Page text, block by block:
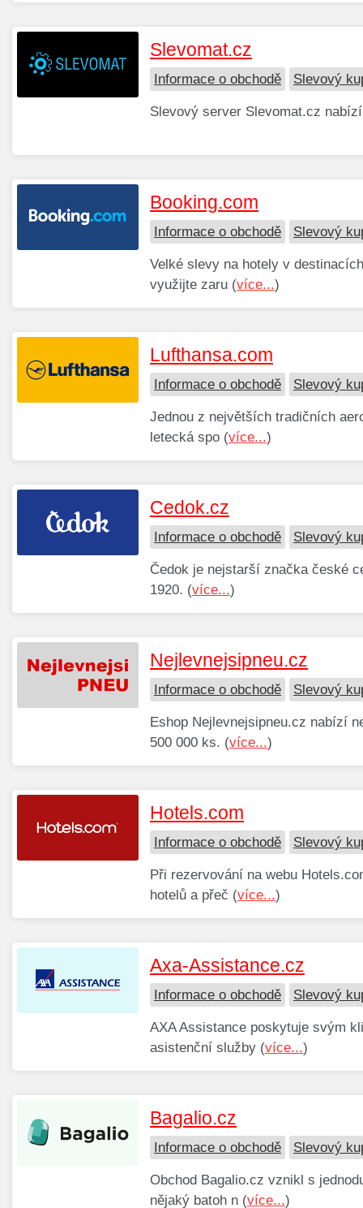
Slevomat.cz
Informace o obchodě Slevový
Slevový server Slevomat.cz
Booking.com
Informace o obchodě Slevový
Velké slevy na hotely v
využijte zaru (více...)
Lufthansa.com
Informace o obchodě Slevový
Jednou z největších tradičních
letecká spo (více...)
Cedok.cz
Informace o obchodě Slevový
Čedok je nejstarší značka české
1920. (více...)
Nejlevnejsipneu.cz
Informace o obchodě Slevový
Eshop Nejlevnejsipneu.cz nabízí
500 000 ks. (více...)
Hotels.com
Informace o obchodě Slevový
Při rezervování na webu
hotelů a přeč (více...)
Axa-Assistance.cz
Informace o obchodě Slevový
AXA Assistance poskytuje svým
asistenční služby (více...)
Bagalio.cz
Informace o obchodě Slevový
Obchod Bagalio.cz vznikl s
nějaký batoh n (více...)